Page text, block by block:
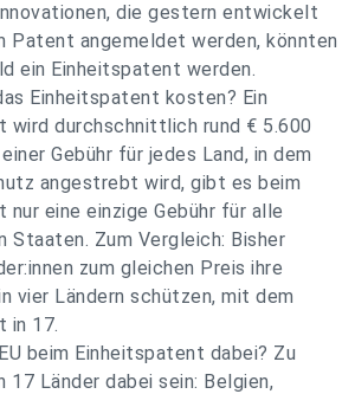
die gestern entwickelt
Patent angemeldet werden, könnten
ein Einheitspatent werden.
Einheitspatent kosten? Ein
wird durchschnittlich rund € 5.600
Gebühr für jedes Land, in dem
angestrebt wird, gibt es beim
nur eine einzige Gebühr für alle
Staaten. Zum Vergleich: Bisher
zum gleichen Preis ihre
vier Ländern schützen, mit dem
in 17.
beim Einheitspatent dabei? Zu
17 Länder dabei sein: Belgien,